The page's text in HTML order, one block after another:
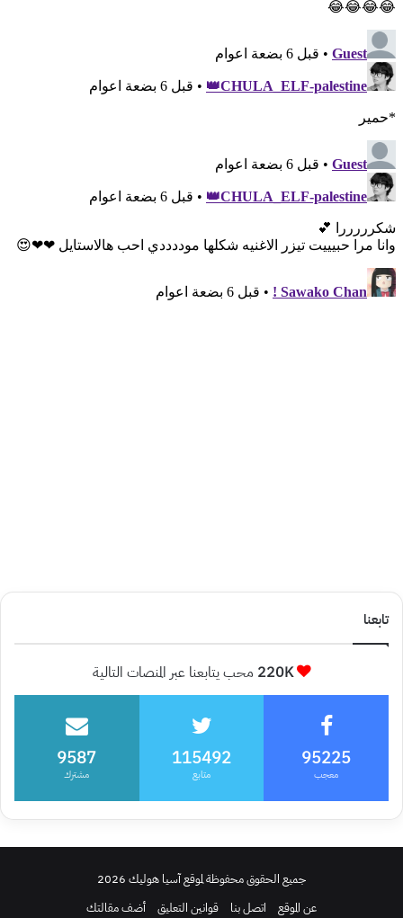
تابعنا
220K محب يتابعنا عبر المنصات التالية
95225
معجب
115492
متابع
9587
مشترك
جميع الحقوق محفوظة لموقع آسيا هوليك 2026
عن الموقع
اتصل بنا قوانين التعليق أضف مقالتك